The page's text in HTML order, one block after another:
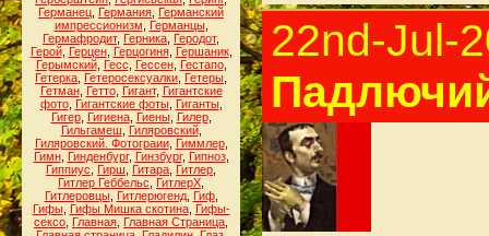
Германец Германия Германский
импрессионизм
Германцы,
Гермафродит, Герника Геродот,
Герой, Герцен, Герцогиня, Гершаник,
Герымский, Гесс Гессен, Гестапо,
Гетерка Гетеросексуалки Гетеры
Гетман, Гетто, Гигант, Гигантские
фото, Гигантские фоты, Гиганты,
Гигер, Гигиена, Гиены, Гилер,
Гильгамеш
Гиляровский,
Гиляровский. Фотограии, Гиммлер,
Гимн, Гинденбург, Гинзбург, Гипноз,
Гиппиус
Гирш Гитара Гитлер
Гитлер Геббельс
ГитлерХ
Гитлеровцы, Гитлерюгенд, Гиф,
Гифы, Гифы Мишка скотина, Гифы-
сексо Главная Главная Страница
22nd-Jul-